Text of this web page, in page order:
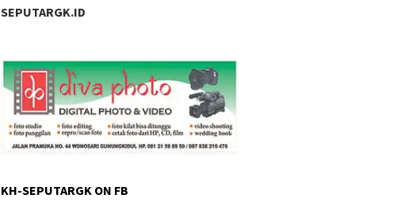
SEPUTARGK.ID
KH-SEPUTARGK ON FB